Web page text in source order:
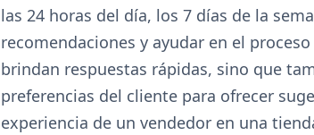
las 24 horas del día, los 7 días de la
recomendaciones y ayudar en el
brindan respuestas rápidas, sino que
preferencias del cliente para ofrecer
experiencia de un vendedor en una